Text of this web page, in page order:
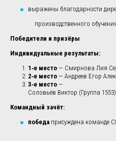
выражены благодарности
производственного
Победители и призёры
Индивидуальные результаты:
1‑е место — Смирнова Лия
2‑е место — Андреев Егор
3‑е место —
Соловьёв Виктор (Группа
Командный зачёт:
победа присуждена команде